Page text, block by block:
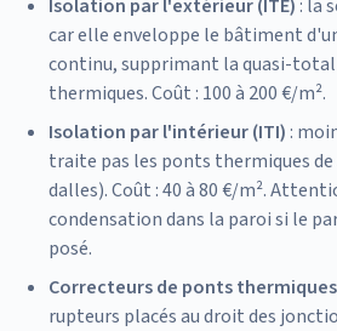
Isolation par l'extérieur (ITE) : la
car elle enveloppe le bâtiment
continu, supprimant la quasi-
thermiques. Coût : 100 à 200 €/m².
Isolation par l'intérieur (ITI) :
traite pas les ponts thermiques
dalles). Coût : 40 à 80 €/m².
condensation dans la paroi si le
posé.
Correcteurs de ponts thermiques
rupteurs placés au droit des